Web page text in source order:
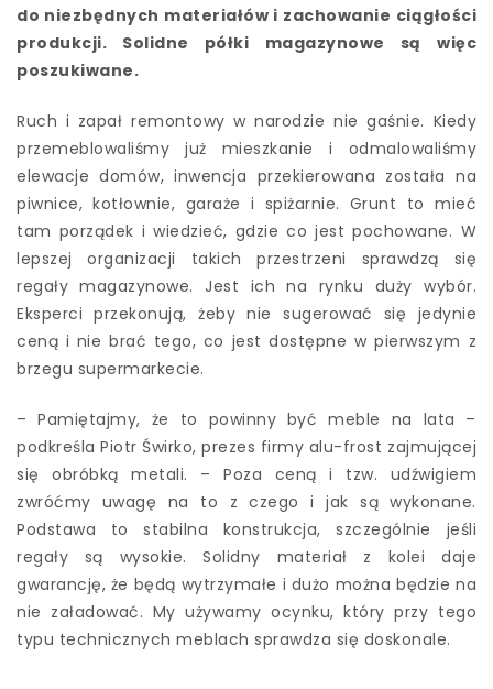
do niezbędnych materiałów i zachowanie ciągłości
produkcji. Solidne półki magazynowe są więc
poszukiwane.
Ruch i zapał remontowy w narodzie nie gaśnie. Kiedy
przemeblowaliśmy już mieszkanie i odmalowaliśmy
elewacje domów, inwencja przekierowana została na
piwnice, kotłownie, garaże i spiżarnie. Grunt to mieć
tam porządek i wiedzieć, gdzie co jest pochowane. W
lepszej organizacji takich przestrzeni sprawdzą się
regały magazynowe. Jest ich na rynku duży wybór.
Eksperci przekonują, żeby nie sugerować się jedynie
ceną i nie brać tego, co jest dostępne w pierwszym z
brzegu supermarkecie.
– Pamiętajmy, że to powinny być meble na lata –
podkreśla Piotr Świrko, prezes firmy alu-frost zajmującej
się obróbką metali. – Poza ceną i tzw. udźwigiem
zwróćmy uwagę na to z czego i jak są wykonane.
Podstawa to stabilna konstrukcja, szczególnie jeśli
regały są wysokie. Solidny materiał z kolei daje
gwarancję, że będą wytrzymałe i dużo można będzie na
nie załadować. My używamy ocynku, który przy tego
typu technicznych meblach sprawdza się doskonale.